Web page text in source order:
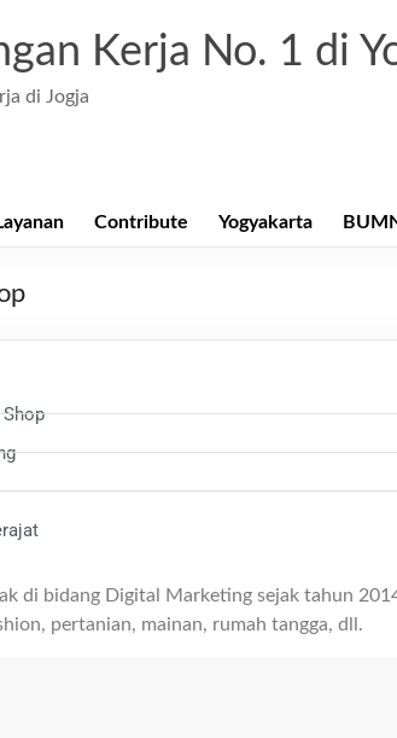
Kerja No. 1 di
di Jogja
Contribute Yogyakarta
di bidang Digital Marketing sejak tahun
pertanian, mainan, rumah tangga, dll.